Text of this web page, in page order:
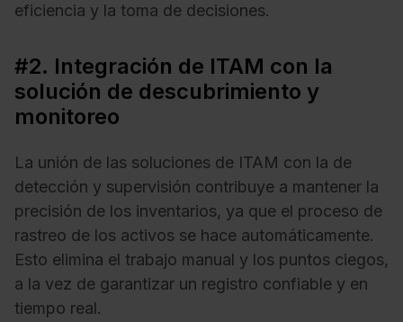
eficiencia y la toma de decisiones.
#2. Integración de ITAM con la
solución de descubrimiento y
monitoreo
La unión de las soluciones de ITAM con la de
detección y supervisión contribuye a mantener la
precisión de los inventarios, ya que el proceso de
rastreo de los activos se hace automáticamente.
Esto elimina el trabajo manual y los puntos ciegos,
a la vez de garantizar un registro confiable y en
tiempo real.